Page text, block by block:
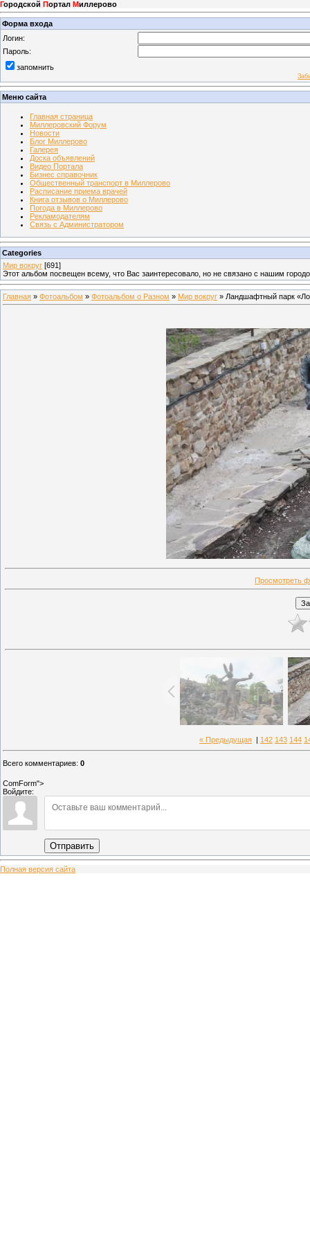
Городской Портал Миллерово
Форма входа
Логин:
Пароль:
запомнить
Меню сайта
Главная страница
Миллеровский Форум
Новости
Блог Миллерово
Галерея
Доска объявлений
Видео Портала
Бизнес справочник
Общественный транспорт в Миллерово
Расписание приема врачей
Книга отзывов о Миллерово
Погода в Миллерово
Рекламодателям
Связь с Администратором
Categories
Мир вокруг [691]
Этот альбом посвещен всему, что Вас заинтересовало, но не связано с нашим
Главная » Фотоальбом » Фотоальбом о Разном » Мир вокруг » Ландшафтный парк
Просмотреть
« Предыдущая 142 143 144
Всего комментариев: 0
ComForm">
Войдите:
Отправить
Полная версия сайта